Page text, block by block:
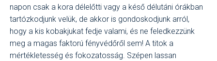
napon csak a kora délelőtti vagy a késő délutáni órákban
tartózkodjunk velük, de akkor is gondoskodjunk arról,
hogy a kis kobakjukat fedje valami, és ne feledkezzünk
meg a magas faktorú fényvédőről sem! A titok a
mértékletesség és fokozatosság. Szépen lassan